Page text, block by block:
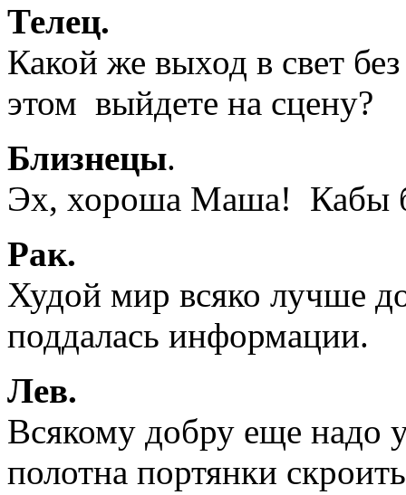
Телец.
Какой же выход в свет
этом выйдете на сцену?
Близнецы.
Эх, хороша Маша! Кабы
Рак.
Худой мир всяко лучше
поддалась информации.
Лев.
Всякому добру еще надо
полотна портянки